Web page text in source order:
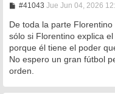
#41043M
n
a
j
e
Jue Jun 04, 2026
De toda la parte
sólo si Florentino explica
porque él tiene el poder
No espero un gran fútbol
orden.